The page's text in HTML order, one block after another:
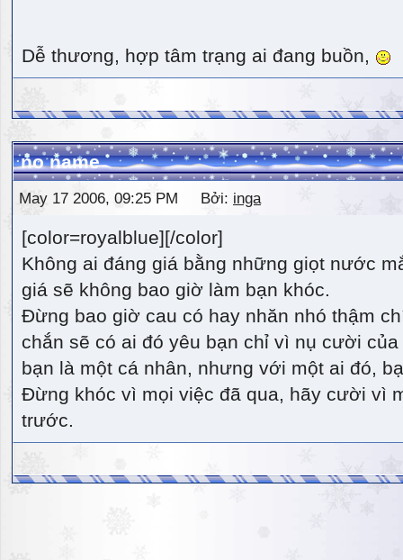
Dễ thương, hợp tâm trạng ai đang buồn,
no name
May 17 2006, 09:25 PM Bởi: inga
[color=royalblue][/color]
Không ai đáng giá bằng những giọt nước
giá sẽ không bao giờ làm bạn khóc.
Đừng bao giờ cau có hay nhăn nhó thậm
chắn sẽ có ai đó yêu bạn chỉ vì nụ cười
bạn là một cá nhân, nhưng với một ai đó,
Đừng khóc vì mọi việc đã qua, hãy cười vì
trước.